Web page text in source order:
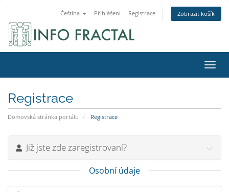
Čeština Přihlášení Registrace Zobrazit košík
Registrace
Domovská stránka portálu Registrace
Již jste zde zaregistrovaní?
Osobní údaje